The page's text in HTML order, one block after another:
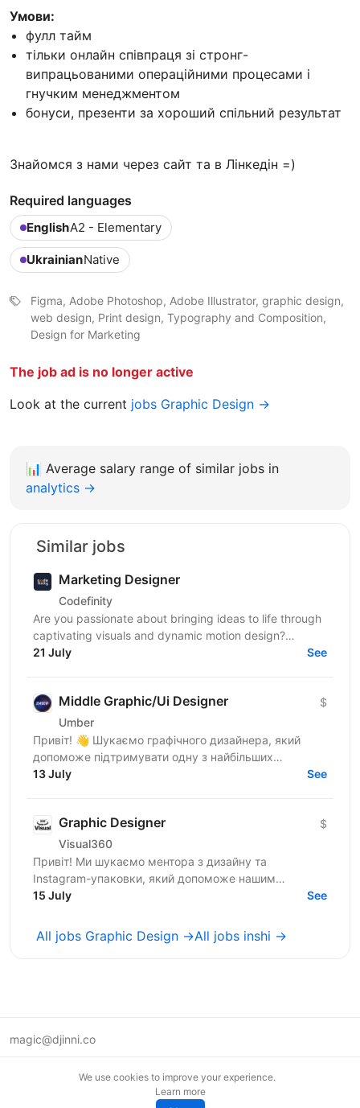
Умови:
фулл тайм
тільки онлайн співпраця зі стронг-
випрацьованими операційними процесами і
гнучким менеджментом
бонуси, презенти за хороший спільний результат
Знайомся з нами через сайт та в Лінкедін =)
Required languages
EnglishA2 - Elementary
UkrainianNative
Figma, Adobe Photoshop, Adobe Illustrator, graphic design,
web design, Print design, Typography and Composition,
Design for Marketing
The job ad is no longer active
Look at the current jobs Graphic Design →
📊 Average salary range of similar jobs in
analytics →
Similar jobs
Marketing Designer
Codefinity
Are you passionate about bringing ideas to life through
captivating visuals and dynamic motion design?
Codefinity, a leading online learning platform, is...
21 July See
Middle Graphic/Ui Designer
Umber
$
Привіт! 👋 Шукаємо графічного дизайнера, який
допоможе підтримувати одну з найбільших
фінансових медіаплатформ США (у стилі Bloomberg).
13 July See
Graphic Designer
Visual360
$
Привіт! Ми шукаємо ментора з дизайну та
Instagram-упаковки, який допоможе нашим
студентам опанувати інструменти, зрозуміти суть
15 July See
All jobs Graphic Design →All jobs inshi →
magic@djinni.co
We use cookies to improve your experience.
Learn more